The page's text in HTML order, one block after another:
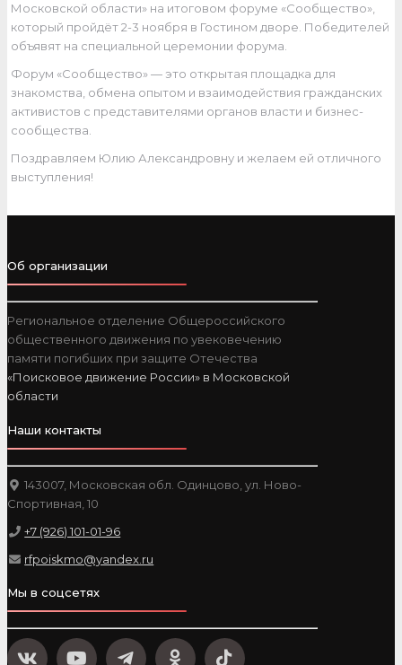
Московской области» на итоговом форуме «Сообщество»,
который пройдёт 2-3 ноября в Гостином дворе. Победителей
объявят на специальной церемонии форума.
Форум «Сообщество» — это открытая площадка для
знакомства, обмена опытом и взаимодействия гражданских
активистов с представителями органов власти и бизнес-
сообщества.
Поздравляем Юлию Александровну и желаем ей отличного
выступления!
Об организации
Региональное отделение Общероссийского
общественного движения по увековечению
памяти погибших при защите Отечества
«Поисковое движение России» в Московской
области
Наши контакты
143007, Московская обл. Одинцово, ул. Ново-
Спортивная, 10
+7 (926) 101-01-96
rfpoiskmo@yandex.ru
Мы в соцсетях